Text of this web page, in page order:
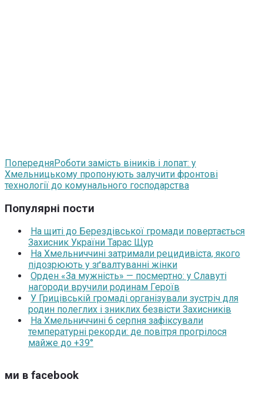
ПопередняРоботи замість віників і лопат: у
Хмельницькому пропонують залучити фронтові
технології до комунального господарства
Популярні пости
На щиті до Берездівської громади повертається
Захисник України Тарас Щур
На Хмельниччині затримали рецидивіста, якого
підозрюють у зґвалтуванні жінки
Орден «За мужність» — посмертно: у Славуті
нагороди вручили родинам Героїв
У Грицівській громаді організували зустріч для
родин полеглих і зниклих безвісти Захисників
На Хмельниччині 6 серпня зафіксували
температурні рекорди: де повітря прогрілося
майже до +39°
ми в facebook